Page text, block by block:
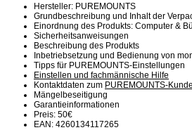
Hersteller: PUREMOUNTS
Grundbeschreibung und Inhalt der
Einordnung des Produkts: Computer &
Sicherheitsanweisungen
Beschreibung des Produkts
Inbetriebsetzung und Bedienung von
Tipps für PUREMOUNTS-Einstellungen
Einstellen und fachmännische Hilfe
Kontaktdaten zum PUREMOUNTS-
Mängelbeseitigung
Garantieinformationen
Preis: 50€
EAN: 4260134117265